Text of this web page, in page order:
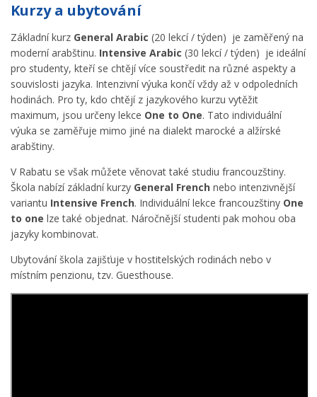
Kurzy a ubytování
Základní kurz General Arabic (20 lekcí / týden) je zaměřený na
moderní arabštinu. Intensive Arabic (30 lekcí / týden) je ideální
pro studenty, kteří se chtějí více soustředit na různé aspekty a
souvislosti jazyka. Intenzivní výuka končí vždy až v odpoledních
hodinách. Pro ty, kdo chtějí z jazykového kurzu vytěžit
maximum, jsou určeny lekce One to One. Tato individuální
výuka se zaměřuje mimo jiné na dialekt marocké a alžírské
arabštiny.
V Rabatu se však můžete věnovat také studiu francouzštiny.
Škola nabízí základní kurzy General French nebo intenzivnější
variantu Intensive French. Individuální lekce francouzštiny One
to one lze také objednat. Náročnější studenti pak mohou oba
jazyky kombinovat.
Ubytování škola zajišťuje v hostitelských rodinách nebo v
místním penzionu, tzv. Guesthouse.